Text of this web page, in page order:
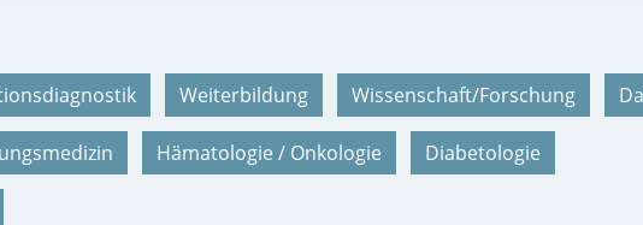
Weiterbildung Wissenschaft/Forschung
Hämatologie / Onkologie Diabetologie